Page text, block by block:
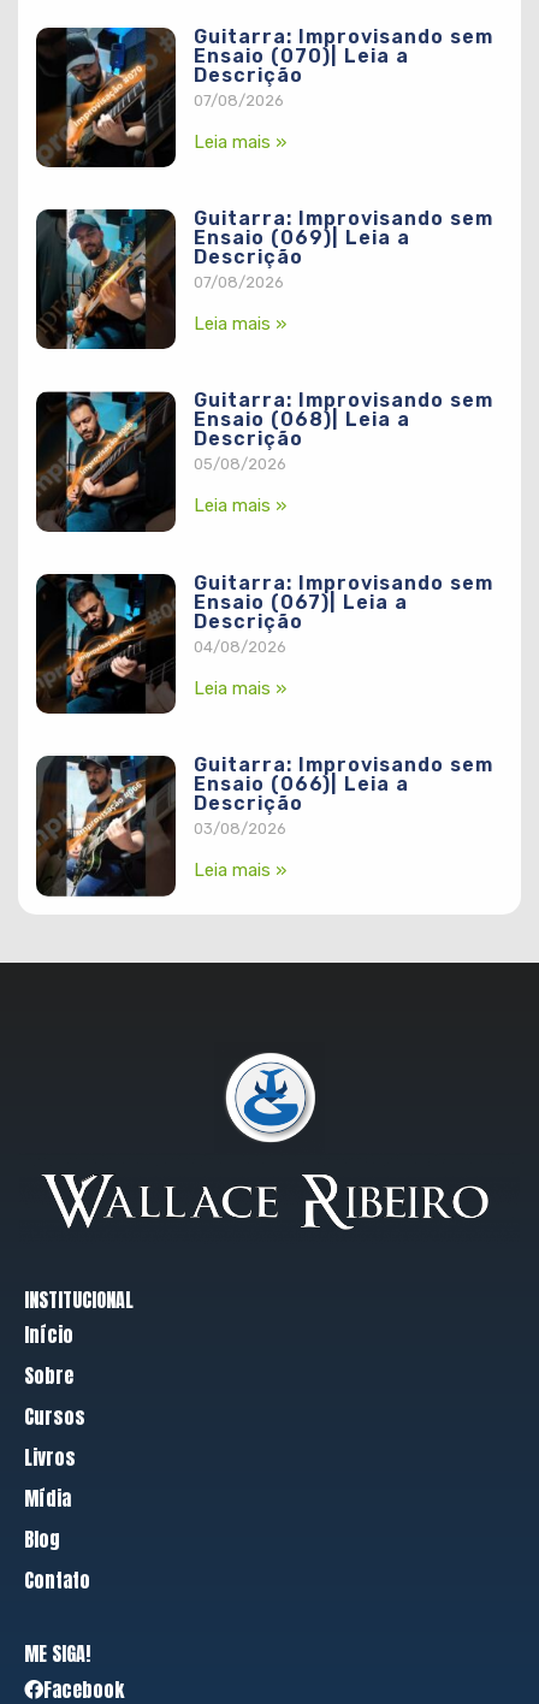
Guitarra: Improvisando sem
Ensaio (070)| Leia a
Descrição
07/08/2026
Leia mais »
Guitarra: Improvisando sem
Ensaio (069)| Leia a
Descrição
07/08/2026
Leia mais »
Guitarra: Improvisando sem
Ensaio (068)| Leia a
Descrição
05/08/2026
Leia mais »
Guitarra: Improvisando sem
Ensaio (067)| Leia a
Descrição
04/08/2026
Leia mais »
Guitarra: Improvisando sem
Ensaio (066)| Leia a
Descrição
03/08/2026
Leia mais »
INSTITUCIONAL
Início
Sobre
Cursos
Livros
Mídia
Blog
Contato
ME SIGA!
Facebook